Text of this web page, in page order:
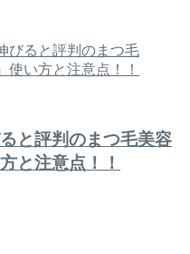
と評判のまつ毛美容
と注意点！！